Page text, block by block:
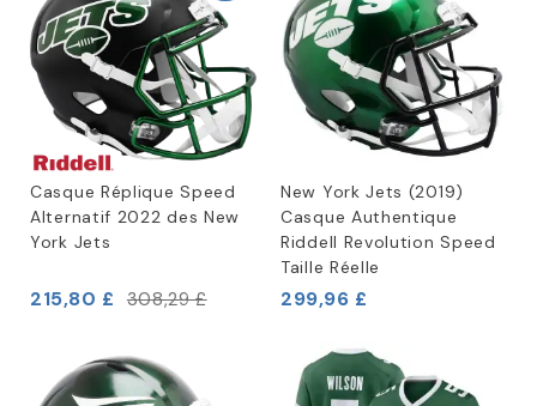
Casque Réplique Speed
Alternatif 2022 des New
York Jets
215,80 £ 308,29 £
New York Jets (2019)
Casque Authentique
Riddell Revolution Speed
Taille Réelle
299,96 £